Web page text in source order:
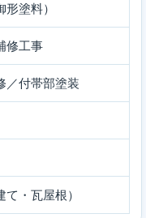
塗料）
修工事
／付帯部塗装
・瓦屋根）